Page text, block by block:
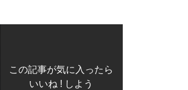
この記事が気に入ったら
いいね ! しよう